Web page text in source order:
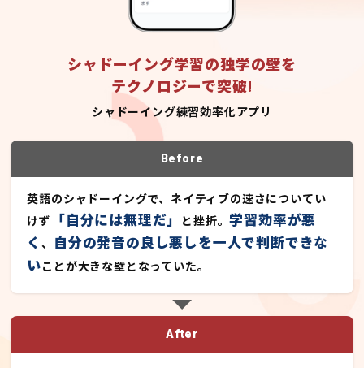
シャドーイング学習の独学の壁を
テクノロジーで突破!
シャドーイング練習効率化アプリ
Before
英語のシャドーイングで、ネイティブの速さについてい
けず
「自分には無理だ」 と挫折。学習効率が悪
く、
自分の発音の良し悪しを一人で判断できな
いことが大きな壁となっていた。
After